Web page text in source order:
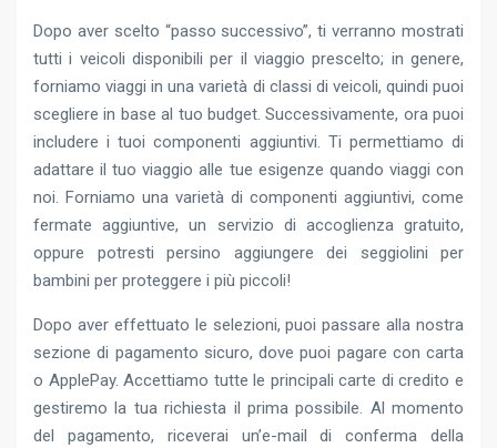
Dopo aver scelto “passo successivo”, ti verranno mostrati
tutti i veicoli disponibili per il viaggio prescelto; in genere,
forniamo viaggi in una varietà di classi di veicoli, quindi puoi
scegliere in base al tuo budget. Successivamente, ora puoi
includere i tuoi componenti aggiuntivi. Ti permettiamo di
adattare il tuo viaggio alle tue esigenze quando viaggi con
noi. Forniamo una varietà di componenti aggiuntivi, come
fermate aggiuntive, un servizio di accoglienza gratuito,
oppure potresti persino aggiungere dei seggiolini per
bambini per proteggere i più piccoli!
Dopo aver effettuato le selezioni, puoi passare alla nostra
sezione di pagamento sicuro, dove puoi pagare con carta
o ApplePay. Accettiamo tutte le principali carte di credito e
gestiremo la tua richiesta il prima possibile. Al momento
del pagamento, riceverai un’e-mail di conferma della